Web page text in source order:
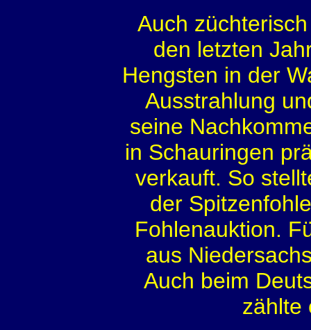
Auch
den letzten
Hengsten in der
Ausstrahlung
seine
in Schauringen
verkauft. So
der
Fohlenauktion.
aus
Auch beim
zählte